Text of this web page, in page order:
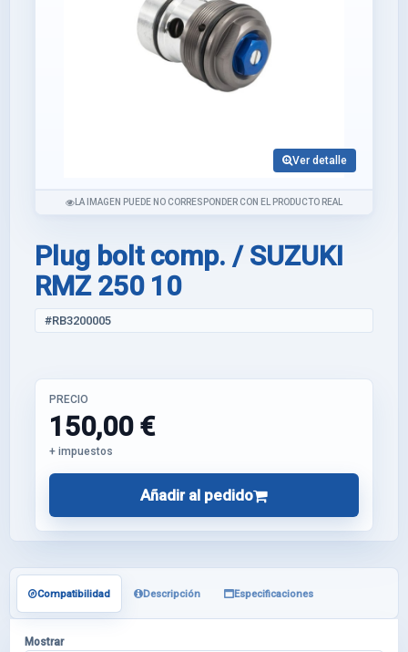
Ver detalle
LA IMAGEN PUEDE NO CORRESPONDER CON EL PRODUCTO REAL
Plug bolt comp. / SUZUKI
RMZ 250 10
#RB3200005
PRECIO
150,00 €
+ impuestos
Añadir al pedido
Compatibilidad Descripción Especificaciones
Mostrar